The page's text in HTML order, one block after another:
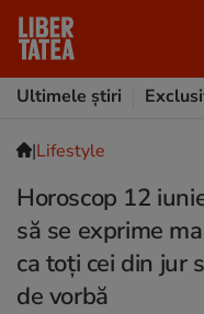
Ultimele știri
|Lifestyle
Horoscop 12
să se exprime
ca toți cei din jur
de vorbă